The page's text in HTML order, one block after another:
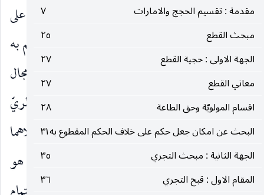
مقدمة : تقسيم الحجج والامارات
٧
مبحث القطع
٢٥
الجهة الاولى : حجية القطع
٢٧
معاني القطع
٢٧
اقسام المولويّة وحق الطاعة
٢٨
البحث عن امكان جعل حكم على خلاف الحكم المقطوع به٣١
الجهة الثانية : مبحث التجري
٣٥
المقام الاول : قبح التجري
٣٦
مستحيل ، فمثلا لو فرض إدراك العقل لحكم شرعي على
أساس قانون الملازمة وان كل ما يحكم به العقل يحكم به
الشرع فمع التسليم بصحة هذه الكاشفية لا يبقى مجال
لدعوى الضيق في الجعل فانه خلف إدراك العقل النظريّ
للملازمة أو الإدراك العملي للحكم العملي وكلاهما
مستحيل. نعم لو كان حكم العقل من باب إحراز ما هو